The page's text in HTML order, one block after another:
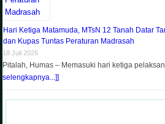
Hari Ketiga Matamuda, MTsN 12 Tanah Datar
dan Kupas Tuntas Peraturan Madrasah
18 Juli 2026
Pitalah, Humas – Memasuki hari ketiga
selengkapnya...]]